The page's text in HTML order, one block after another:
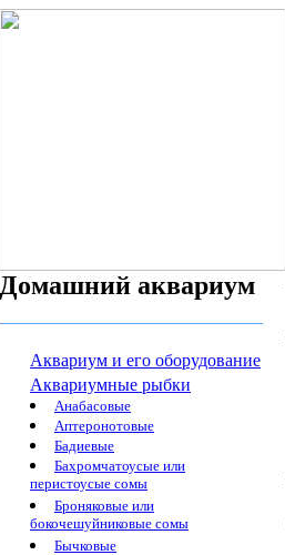
Домашний аквариум
Аквариум и его оборудование
Аквариумные рыбки
Анабасовые
Аптеронотовые
Бадиевые
Бахромчатоусые или
перистоусые сомы
Броняковые или
бокочешуйниковые сомы
Бычковые